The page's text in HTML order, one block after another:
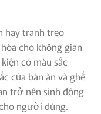
hay tranh treo
cho không gian
có màu sắc
của bàn ăn và ghế
trở nên sinh động
người dùng.